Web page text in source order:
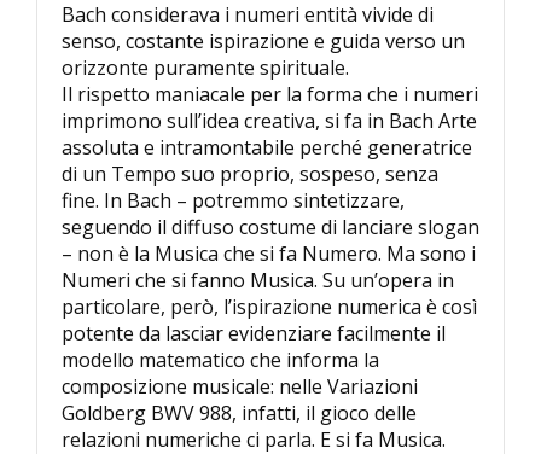
Bach considerava i numeri entità vivide di
senso, costante ispirazione e guida verso un
orizzonte puramente spirituale.
Il rispetto maniacale per la forma che i numeri
imprimono sull’idea creativa, si fa in Bach Arte
assoluta e intramontabile perché generatrice
di un Tempo suo proprio, sospeso, senza
fine. In Bach – potremmo sintetizzare,
seguendo il diffuso costume di lanciare slogan
– non è la Musica che si fa Numero. Ma sono i
Numeri che si fanno Musica. Su un’opera in
particolare, però, l’ispirazione numerica è così
potente da lasciar evidenziare facilmente il
modello matematico che informa la
composizione musicale: nelle Variazioni
Goldberg BWV 988, infatti, il gioco delle
relazioni numeriche ci parla. E si fa Musica.